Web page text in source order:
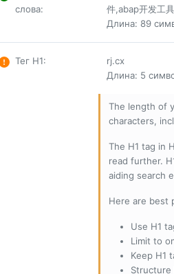
слова:
件,abap开发工
Длина: 89
Тег H1:
rj.cx
Длина: 5
The length of
characters,
The H1 tag in
read further.
aiding search
Here are best
Use H1
Limit to
Keep H1
Structure